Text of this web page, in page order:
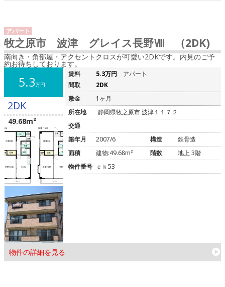
アパート
牧之原市 波津 グレイス長野Ⅷ （2DK)
南向き・角部屋・アクセントクロスが可愛い2DKです。内見のご予
約お待ちしております。
5.3万円
2DK
49.68m²
物件の詳細を見る
賃料 5.3万円
アパート
間取
2DK
敷金
1ヶ月
所在地
静岡県牧之原市 波津１１７２
交通
築年月
2007/6 構造
鉄骨造
面積
建物:49.68m² 階数
地上 3階
物件番号 ｃｋ53